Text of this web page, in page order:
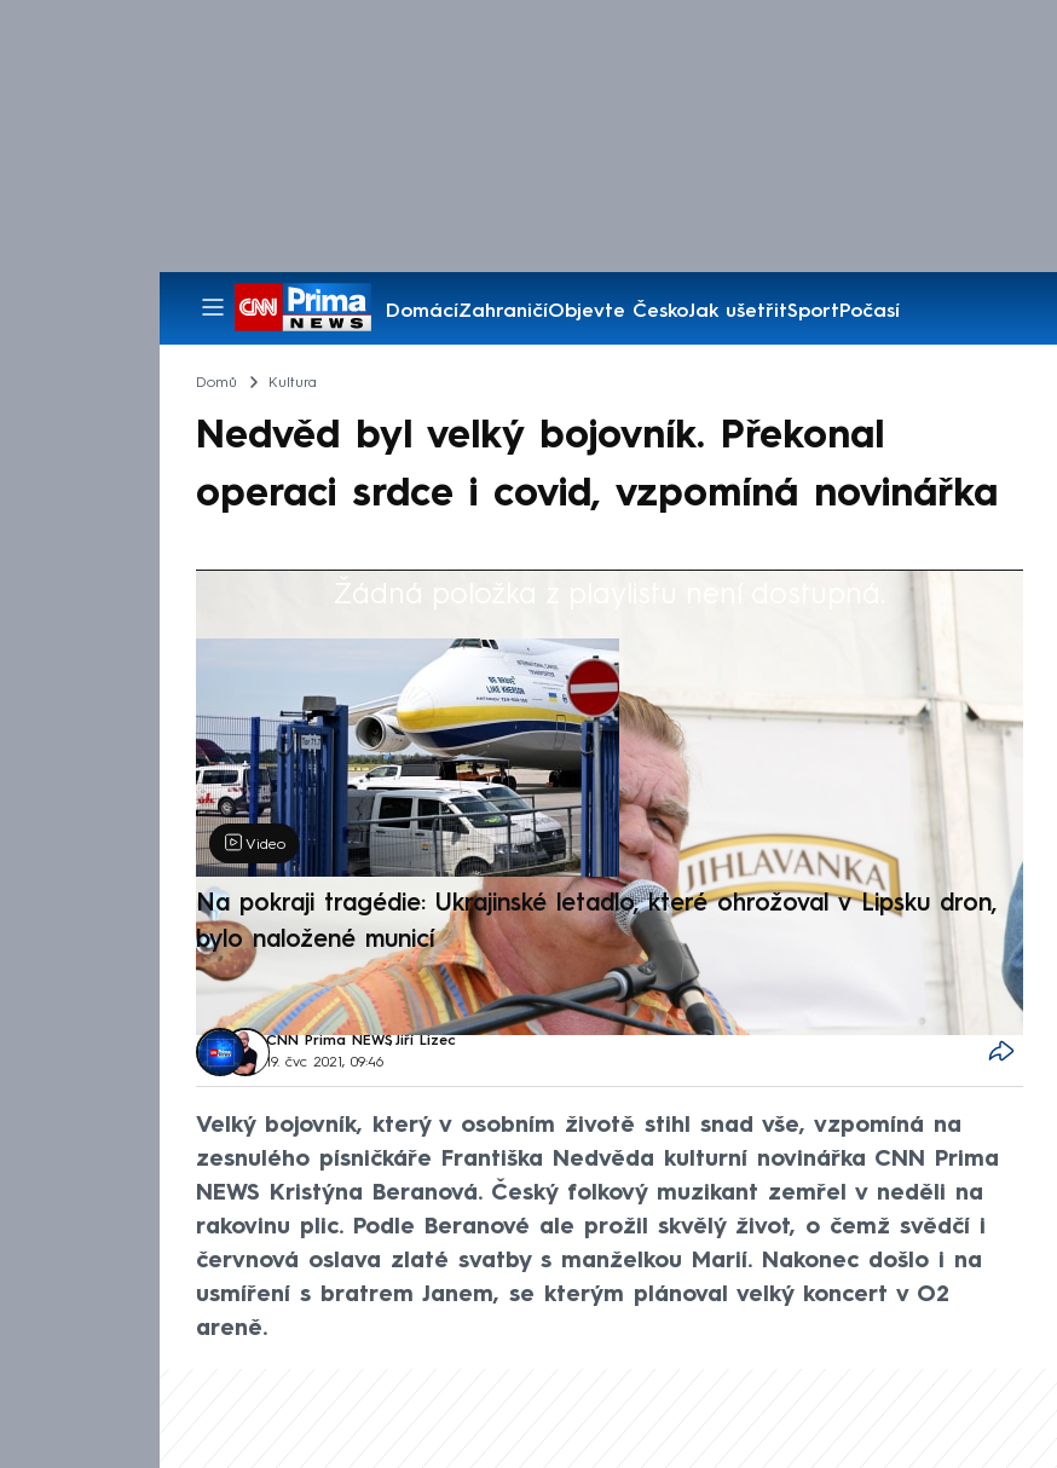
DomácíZahraničíObjevte ČeskoJak ušetřitSportPočasí
Pořady
Domů Kultura
Nedvěd byl velký bojovník. Překonal
operaci srdce i covid, vzpomíná novinářka
Žádná položka z playlistu není dostupná.
Výběr redakce
Video
Na pokraji tragédie: Ukrajinské letadlo, které ohrožoval v Lipsku dron,
bylo naložené municí
CNN Prima NEWS, Jiří Lizec
19. čvc 2021, 09:46
Velký bojovník, který v osobním životě stihl snad vše, vzpomíná na
zesnulého písničkáře Františka Nedvěda kulturní novinářka CNN Prima
NEWS Kristýna Beranová. Český folkový muzikant zemřel v neděli na
rakovinu plic. Podle Beranové ale prožil skvělý život, o čemž svědčí i
červnová oslava zlaté svatby s manželkou Marií. Nakonec došlo i na
usmíření s bratrem Janem, se kterým plánoval velký koncert v O2
areně.